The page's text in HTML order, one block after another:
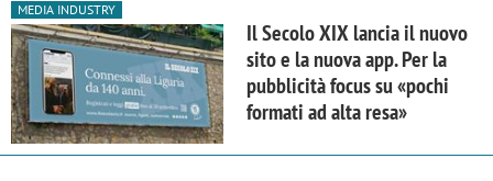
MEDIA INDUSTRY
Il Secolo XIX lancia il nuovo
sito e la nuova app. Per la
pubblicità focus su «pochi
formati ad alta resa»